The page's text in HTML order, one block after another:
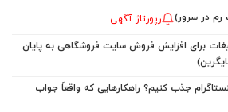
در سرور) رپورتاژ آگهی
برای افزایش فروش سایت فروشگاهی به پایان
جذب کنیم؟ راهکارهایی که واقعاً جواب